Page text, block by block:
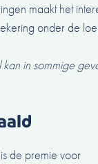
maakt het
onder de
in sommige
de premie voor